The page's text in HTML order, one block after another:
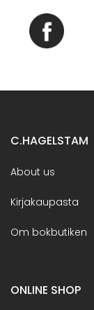
C.HAGELSTAM
About us
Kirjakaupasta
Om bokbutiken
ONLINE SHOP